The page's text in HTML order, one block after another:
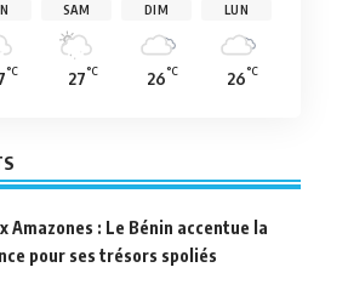
°C
SAM
27°C
DIM
26°C
LUN
26°C
Amazones : Le Bénin accentue la
pour ses trésors spoliés